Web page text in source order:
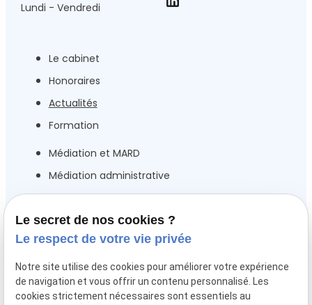
Lundi - Vendredi
Le cabinet
Honoraires
Actualités
Formation
Médiation et MARD
Médiation administrative
Droit public
Droit de la fonction Publique
Droit des collectivités locales et territorials
Droit électoral
Droit de l’urbanisme
Le secret de nos cookies ?
Le respect de votre vie privée
Notre site utilise des cookies pour améliorer votre expérience
de navigation et vous offrir un contenu personnalisé. Les
cookies strictement nécessaires sont essentiels au